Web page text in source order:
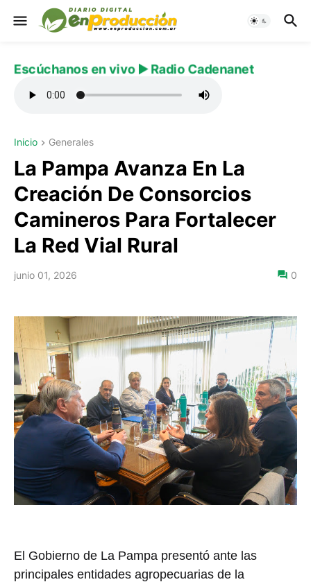
Escúchanos en vivo ▶️ Radio Cadenanet
Inicio Generales
La Pampa Avanza En La
Creación De Consorcios
Camineros Para Fortalecer
La Red Vial Rural
junio 01, 2026 0
El Gobierno de La Pampa presentó ante las
principales entidades agropecuarias de la